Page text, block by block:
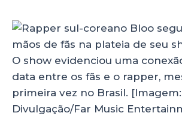
O show evidenciou uma
data entre os fãs e o rapper,
primeira vez no Brasil. [Imagem:
Divulgação/Far Music